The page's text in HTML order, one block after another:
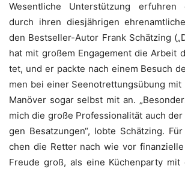
Wesent­li­che Unter­stüt­zung erfuh­ren
durch ihren dies­jäh­ri­gen
den Best­sel­ler-Autor Frank Schät­zing
hat mit gro­ßem Enga­ge­ment die Arbeit
tet, und er pack­te nach einem Besuch
men bei einer See­not­ret­tungs­übung
Manö­ver sogar selbst mit an.
mich die gro­ße Pro­fes­sio­na­li­tät auch
gen Besat­zun­gen“, lob­te Schät­zing.
chen die Ret­ter nach wie vor
Freu­de groß, als eine Küchen­par­ty mit